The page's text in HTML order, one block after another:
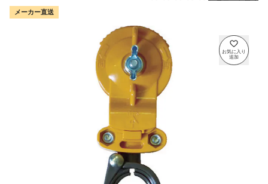
メーカー直送